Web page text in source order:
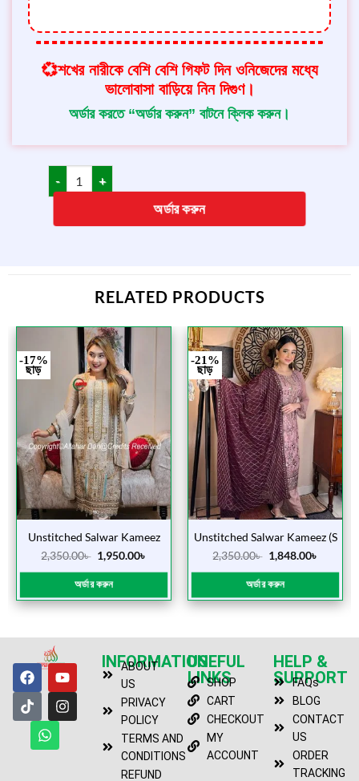
💞শখের নারীকে বেশি বেশি গিফট দিন ওনিজেদের মধ্যে
ভালোবাসা বাড়িয়ে নিন দিগুণ।
অর্ডার করতে “অর্ডার করুন” বাটনে ক্লিক করুন।
অর্ডার করুন
RELATED PRODUCTS
-17%
ছাড়
Unstitched Salwar Kameez
(Shipon Mate )
2,350.00৳ 1,950.00৳
অর্ডার করুন
-21%
ছাড়
Unstitched Salwar Kameez (S
1056 Peas)
2,350.00৳ 1,848.00৳
অর্ডার করুন
INFORMATION
ABOUT
US
PRIVACY
POLICY
TERMS AND
CONDITIONS
REFUND
USEFUL
LINKS
SHOP
CART
CHECKOUT
MY
ACCOUNT
HELP &
SUPPORT
FAQs
BLOG
CONTACT
US
ORDER
TRACKING